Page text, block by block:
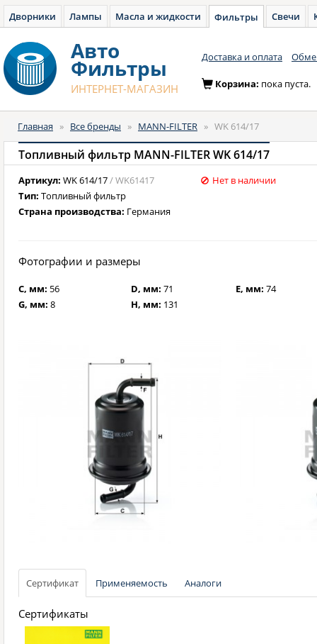
Дворники Лампы Масла и жидкости Фильтры Свечи
Авто
Фильтры
ИНТЕРНЕТ-МАГАЗИН
Доставка и оплата
Корзина: пока пуста.
Главная » Все бренды » MANN-FILTER » WK 614/17
Топливный фильтр MANN-FILTER WK 614/17
Артикул: WK 614/17/ WK61417
Тип: Топливный фильтр
Страна производства: Германия
Нет в наличии
Фотографии и размеры
C, мм: 56 D, мм: 71 E, мм:74
G, мм: 8 H, мм: 131
Сертификат Применяемость Аналоги
Сертификаты